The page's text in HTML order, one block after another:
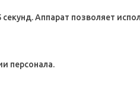
Аппарат позволяет
персонала.